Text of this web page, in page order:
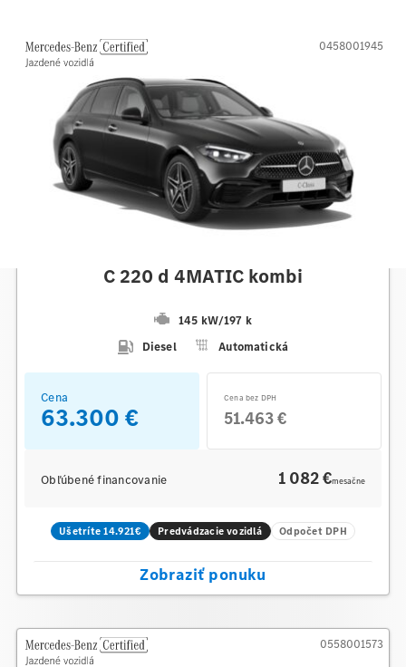
C 220 d 4MATIC kombi
145 kW/197 k
Diesel
Automatická
0458001945
Cena
63.300 €
Cena bez DPH
51.463 €
Obľúbené financovanie 1 082 €mesačne
Ušetríte 14.921€ Predvádzacie vozidlá Odpočet DPH
Zobraziť ponuku
0558001573